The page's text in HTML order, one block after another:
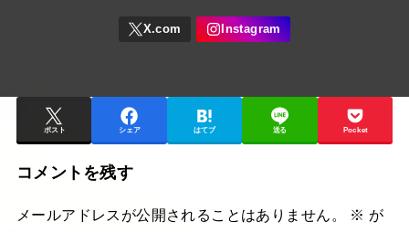
ポスト シェア はてブ 送る Pocket
コメントを残す
メールアドレスが公開されることはありません。 ※ が